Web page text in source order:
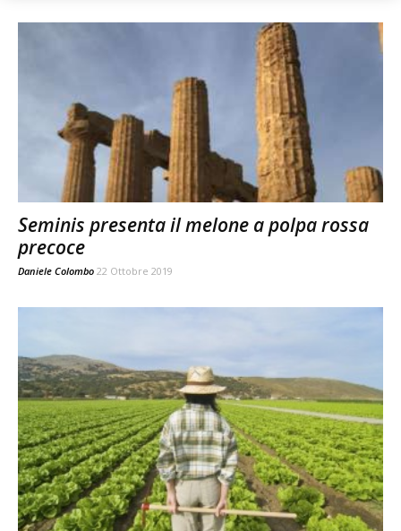
Seminis presenta il melone a polpa rossa
precoce
Daniele Colombo 22 Ottobre 2019